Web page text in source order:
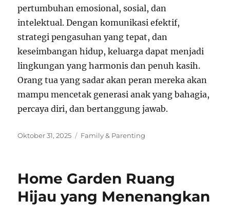
pertumbuhan emosional, sosial, dan
intelektual. Dengan komunikasi efektif,
strategi pengasuhan yang tepat, dan
keseimbangan hidup, keluarga dapat menjadi
lingkungan yang harmonis dan penuh kasih.
Orang tua yang sadar akan peran mereka akan
mampu mencetak generasi anak yang bahagia,
percaya diri, dan bertanggung jawab.
Posted
Oktober 31, 2025 Categories
Family & Parenting
Home Garden Ruang
Hijau yang Menenangkan